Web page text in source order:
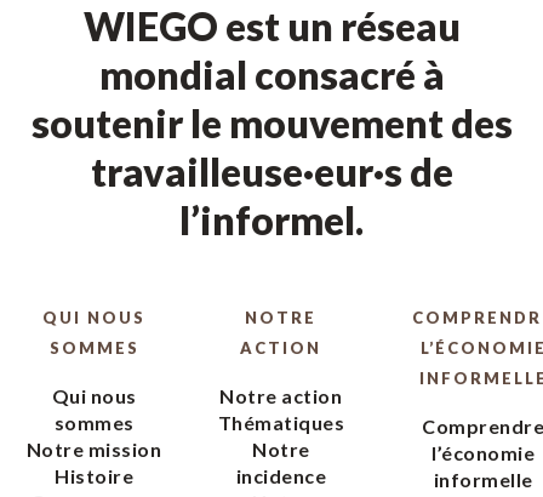
WIEGO est un réseau
mondial consacré à
soutenir le mouvement des
travailleuse·eur·s de
l’informel.
QUI NOUS
SOMMES
Qui nous
sommes
Notre mission
Histoire
NOTRE
ACTION
Notre action
Thématiques
Notre
incidence
l’économie
informelle